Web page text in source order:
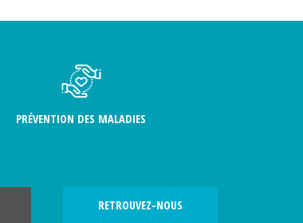
PRÉVENTION DES MALADIES
RETROUVEZ-NOUS